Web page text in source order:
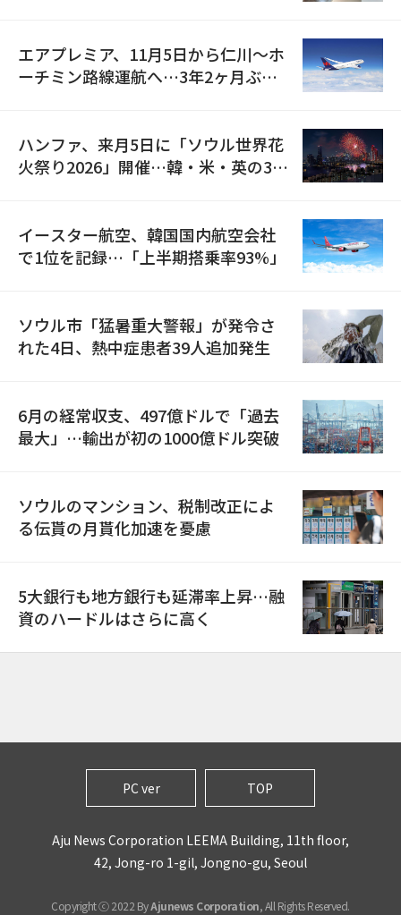
エアプレミア、11月5日から仁川〜ホ
ーチミン路線運航へ…3年2ヶ月ぶり
ハンファ、来月5日に「ソウル世界花
火祭り2026」開催…韓・米・英の3カ
イースター航空、韓国国内航空会社
で1位を記録…「上半期搭乗率93%」
ソウル市「猛暑重大警報」が発令さ
れた4日、熱中症患者39人追加発生
6月の経常収支、497億ドルで「過去
最大」…輸出が初の1000億ドル突破
ソウルのマンション、税制改正によ
る伝貰の月貰化加速を憂慮
5大銀行も地方銀行も延滞率上昇…融
資のハードルはさらに高く
PC ver TOP
Aju News Corporation LEEMA Building, 11th floor,
42, Jong-ro 1-gil, Jongno-gu, Seoul
Copyright ⓒ 2022 ByAjunews Corporation, All Rights Reserved.